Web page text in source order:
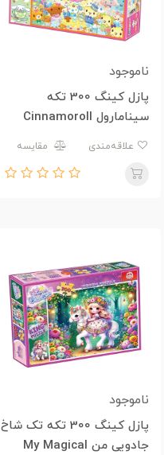
ناموجود
پازل کینگ 300 تکه
سینامارول Cinnamoroll
مقایسه
ناموجود
پازل کینگ 300 تکه تک شاخ
جادویی من My Magical